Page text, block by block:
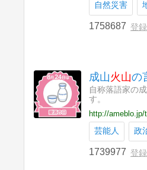
自然災害
1758687 登
成山 火山の
自称落語家の
す。
http://ameblo.jp/
芸能人
政
1739977 登